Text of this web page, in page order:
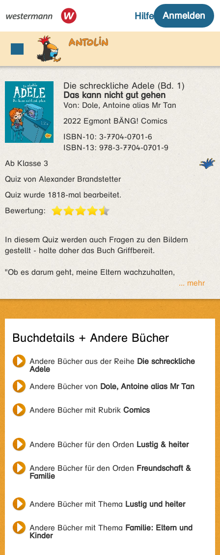
Die schreckliche Adele (Bd. 1)
Das kann nicht gut gehen
Von: Dole, Antoine alias Mr Tan
2022 Egmont BÄNG! Comics
ISBN‑10: 3-7704-0701-6
ISBN‑13: 978-3-7704-0701-9
Ab Klasse 3
Quiz von Alexander Brandstetter
Quiz wurde 1818-mal bearbeitet.
Bewertung:
In diesem Quiz werden auch Fragen zu den Bildern
gestellt - halte daher das Buch Griffbereit.
"Ob es darum geht, meine Eltern wachzuhalten,
... mehr
Buchdetails + Andere Bücher
Andere Bücher aus der Reihe Die schreckliche
Adele
Andere Bücher von Dole, Antoine alias Mr Tan
Andere Bücher mit Rubrik Comics
Andere Bücher für den Orden Lustig & heiter
Andere Bücher für den Orden Freundschaft &
Familie
Andere Bücher mit Thema Lustig und heiter
Andere Bücher mit Thema Familie: Eltern und
Kinder